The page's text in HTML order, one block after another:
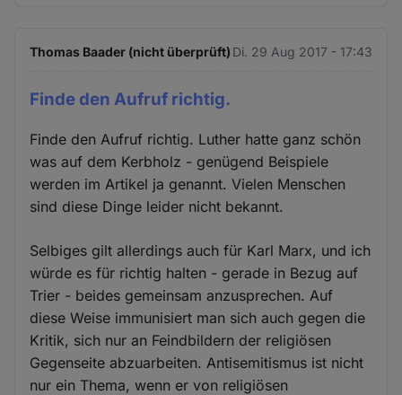
Thomas Baader (nicht überprüft) Di. 29 Aug 2017 - 17:43
Finde den Aufruf richtig.
Finde den Aufruf richtig. Luther hatte ganz schön
was auf dem Kerbholz - genügend Beispiele
werden im Artikel ja genannt. Vielen Menschen
sind diese Dinge leider nicht bekannt.
Selbiges gilt allerdings auch für Karl Marx, und ich
würde es für richtig halten - gerade in Bezug auf
Trier - beides gemeinsam anzusprechen. Auf
diese Weise immunisiert man sich auch gegen die
Kritik, sich nur an Feindbildern der religiösen
Gegenseite abzuarbeiten. Antisemitismus ist nicht
nur ein Thema, wenn er von religiösen